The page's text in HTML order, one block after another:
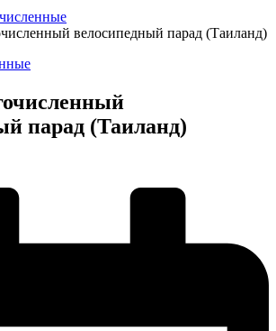
велосипедный парад (Таиланд)
парад (Таиланд)